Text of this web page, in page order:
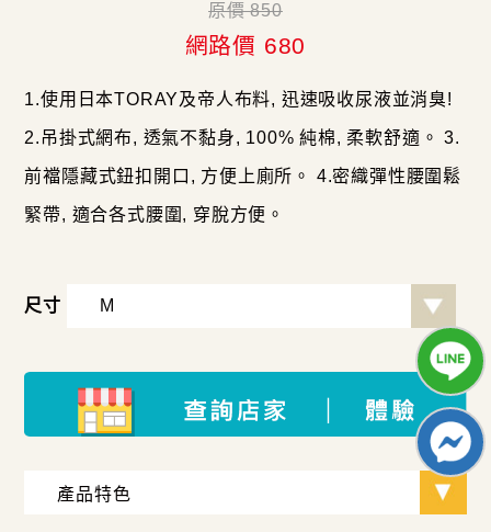
原價 850
網路價 680
1.使用日本TORAY及帝人布料, 迅速吸收尿液並消臭!
2.吊掛式網布, 透氣不黏身, 100% 純棉, 柔軟舒適。 3.
前襠隱藏式鈕扣開口, 方便上廁所。 4.密織彈性腰圍鬆
緊帶, 適合各式腰圍, 穿脫方便。
尺寸